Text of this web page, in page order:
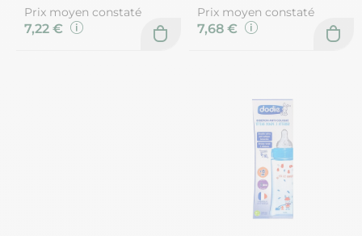
Prix moyen constaté
7,22 €
Prix moyen constaté
7,68 €